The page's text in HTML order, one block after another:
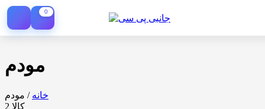
0
مودم
خانه / مودم
2 کالا